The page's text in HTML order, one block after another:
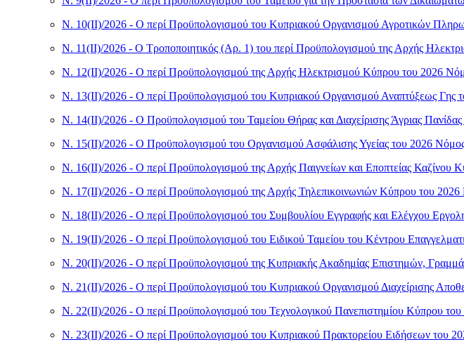
Ν. 10(II)/2026 - Ο περί Προϋπολογισμού του Κυπριακού Οργανισμού Αγροτικών
Ν. 11(II)/2026 - Ο Τροποποιητικός (Αρ. 1) του περί Προϋπολογισμού της Αρχής
Ν. 12(II)/2026 - Ο περί Προϋπολογισμού της Αρχής Ηλεκτρισμού Κύπρου του 2026
Ν. 13(II)/2026 - Ο περί Προϋπολογισμού του Κυπριακού Οργανισμού Αναπτύξεως Γης
Ν. 14(II)/2026 - Ο Προϋπολογισμού του Ταμείου Θήρας και Διαχείρισης Άγριας
Ν. 15(II)/2026 - Ο Προϋπολογισμού του Οργανισμού Ασφάλισης Υγείας του 2026
Ν. 16(II)/2026 - Ο περί Προϋπολογισμού της Αρχής Παιγνείων και Εποπτείας Καζίνου
Ν. 17(II)/2026 - Ο περί Προϋπολογισμού της Αρχής Τηλεπικοινωνιών Κύπρου του
Ν. 18(II)/2026 - Ο περί Προϋπολογισμού του Συμβουλίου Εγγραφής και Ελέγχου
Ν. 19(II)/2026 - Ο περί Προϋπολογισμού του Ειδικού Ταμείου του Κέντρου
Ν. 20(II)/2026 - Ο περί Προϋπολογισμού της Κυπριακής Ακαδημίας Επιστημών,
Ν. 21(II)/2026 - Ο περί Προϋπολογισμού του Κυπριακού Οργανισμού Διαχείρισης
Ν. 22(II)/2026 - Ο περί Προϋπολογισμού του Τεχνολογικού Πανεπιστημίου Κύπρου
Ν. 23(II)/2026 - Ο περί Προϋπολογισμού του Κυπριακού Πρακτορείου Ειδήσεων του